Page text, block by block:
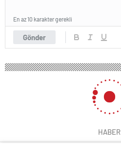
Gönder
En az 10 karakter gerekli
HABER